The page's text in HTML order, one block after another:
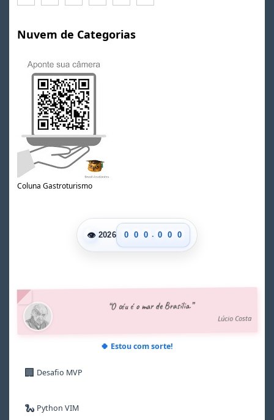
Nuvem de Categorias
Coluna Gastroturismo
👁 2026
0
1
6
9
0
1
6
9
0
1
6
9
. 0
1
6
9
0
1
6
9
0
1
6
“O céu é o mar de Brasília.”
Lúcio Costa
🍀 Estou com sorte!
🏢 Desafio MVP
🐍 Python VIM